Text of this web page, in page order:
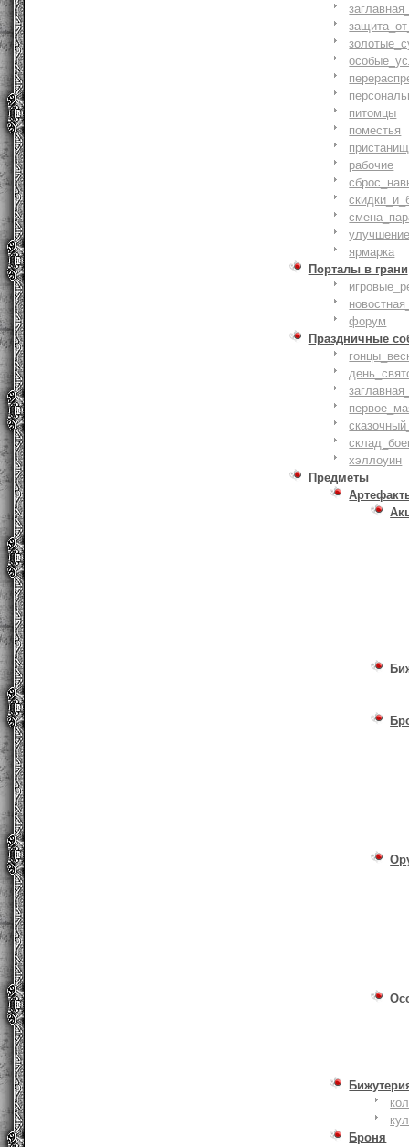
питомцы
поместья
рабочие
ярмарка
Порталы в грани
форум
Праздничные
хэллоуин
Предметы
Броня